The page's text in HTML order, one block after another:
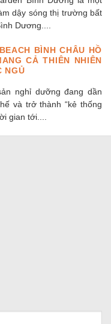
dậy sóng thị trường bất
Dương....
BÌNH CHÂU HỒ
CẢ THIÊN NHIÊN
NGỦ
nghỉ dưỡng đang dần
và trở thành “kẻ thống
gian tới....